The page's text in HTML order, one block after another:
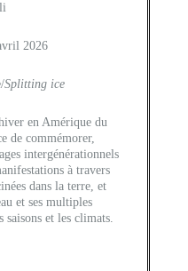
2026
Splitting ice
en Amérique du
de commémorer,
intergénérationnels
à travers
dans la terre, et
et ses multiples
saisons et les climats.